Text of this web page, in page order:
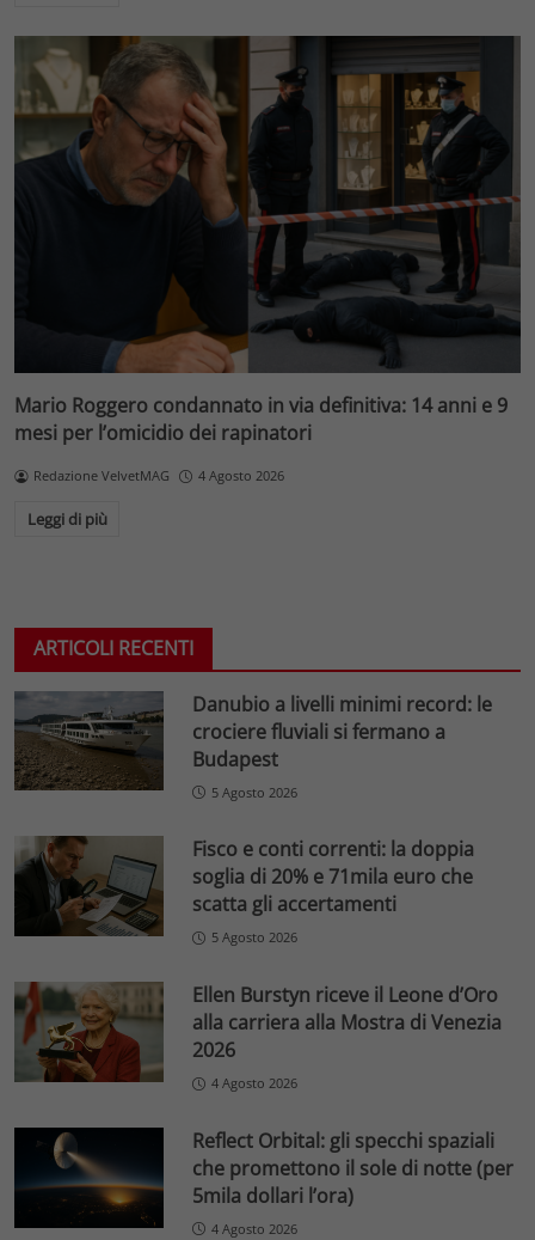
Mario Roggero condannato in via definitiva: 14 anni e 9
mesi per l’omicidio dei rapinatori
Redazione VelvetMAG 4 Agosto 2026
Leggi di più
ARTICOLI RECENTI
Danubio a livelli minimi record: le
crociere fluviali si fermano a
Budapest
5 Agosto 2026
Fisco e conti correnti: la doppia
soglia di 20% e 71mila euro che
scatta gli accertamenti
5 Agosto 2026
Ellen Burstyn riceve il Leone d’Oro
alla carriera alla Mostra di Venezia
2026
4 Agosto 2026
Reflect Orbital: gli specchi spaziali
che promettono il sole di notte (per
5mila dollari l’ora)
4 Agosto 2026